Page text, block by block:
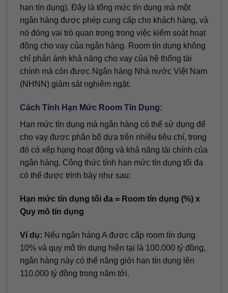
hạn tín dụng). Đây là tổng mức tín dụng mà một
ngân hàng được phép cung cấp cho khách hàng, và
nó đóng vai trò quan trọng trong việc kiểm soát hoạt
động cho vay của ngân hàng. Room tín dụng không
chỉ phản ánh khả năng cho vay của hệ thống tài
chính mà còn được Ngân hàng Nhà nước Việt Nam
(NHNN) giám sát nghiêm ngặt.
Cách Tính Hạn Mức Room Tín Dụng:
Hạn mức tín dụng mà ngân hàng có thể sử dụng để
cho vay được phân bổ dựa trên nhiều tiêu chí, trong
đó có xếp hạng hoạt động và khả năng tài chính của
ngân hàng. Công thức tính hạn mức tín dụng tối đa
có thể được trình bày như sau:
Hạn mức tín dụng tối đa = Room tín dụng (%) x
Quy mô tín dụng
Ví dụ: Nếu ngân hàng A được cấp room tín dụng
10% và quy mô tín dụng hiện tại là 100.000 tỷ đồng,
ngân hàng này có thể nâng giới hạn tín dụng lên
110.000 tỷ đồng trong năm tới.